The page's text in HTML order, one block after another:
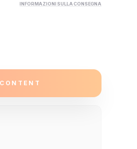
INFORMAZIONI SULLA CONSEGNA